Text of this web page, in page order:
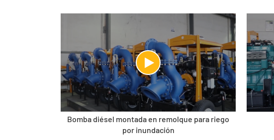
Bomba diésel montada en remolque para riego
por inundación